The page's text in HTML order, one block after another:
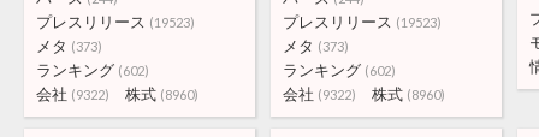
プレスリリース (19523)
メタ (373)
ランキング (602)
会社 (9322) 株式 (8960)
プレスリリース (19523)
メタ (373)
ランキング (602)
会社 (9322) 株式 (8960)